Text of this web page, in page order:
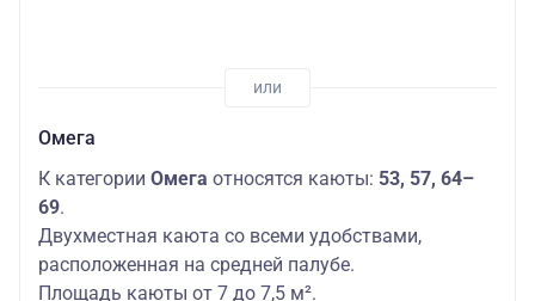
Омега
К категории Омега относятся каюты: 53, 57, 64–
69.
Двухместная каюта со всеми удобствами,
расположенная на средней палубе.
Площадь каюты от 7 до 7,5 м².